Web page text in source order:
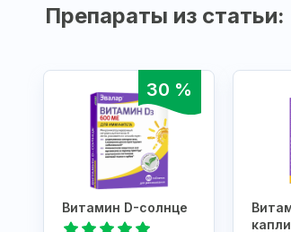
Препараты из статьи:
30 %
Витамин D-солнце
капли